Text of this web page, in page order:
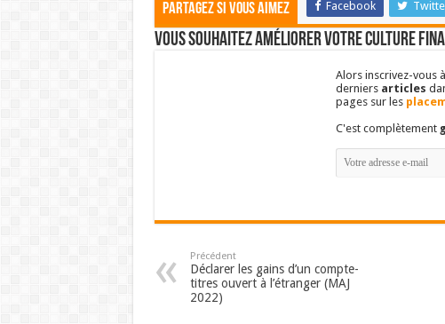
Partagez si vous aimez Facebook
Vous souhaitez améliorer votre culture
Alors inscrivez-vous
derniers articles
pages sur les
C'est complètement
Précédent
Déclarer les gains d’un compte-
titres ouvert à l’étranger (MAJ
2022)